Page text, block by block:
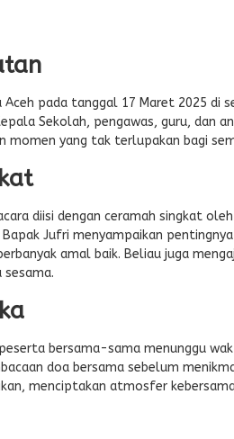
Aceh pada tanggal 17 Maret 2025
Sekolah, pengawas, guru, dan
momen yang tak terlupakan bagi
diisi dengan ceramah singkat
Jufri menyampaikan
amal baik. Beliau juga
sesama.
bersama-sama menunggu
doa bersama sebelum
menciptakan atmosfer